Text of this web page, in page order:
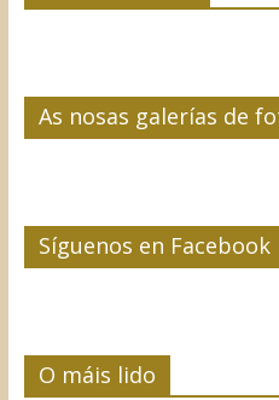
As nosas galerías de
Síguenos en Facebook
O máis lido